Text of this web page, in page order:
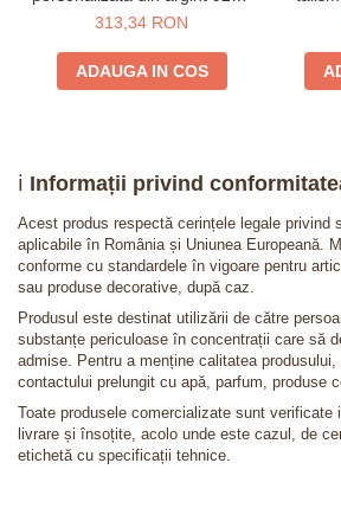
Inimioara
313,34 RON
ADAUGA IN COS
argint
ℹ️ Informații privind
Acest produs respectă cerințele legale privind
aplicabile în România și Uniunea Europeană.
conforme cu standardele în vigoare pentru
sau produse decorative, după caz.
Produsul este destinat utilizării de către
substanțe periculoase în concentrații care să
admise. Pentru a menține calitatea
contactului prelungit cu apă, parfum, produse
Toate produsele comercializate sunt verificate
livrare și însoțite, acolo unde este cazul, de
etichetă cu specificații tehnice.